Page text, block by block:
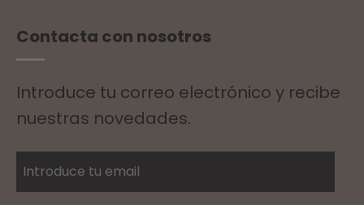
Contacta con nosotros
Introduce tu correo electrónico y recibe
nuestras novedades.